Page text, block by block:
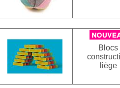
Blocs
liège